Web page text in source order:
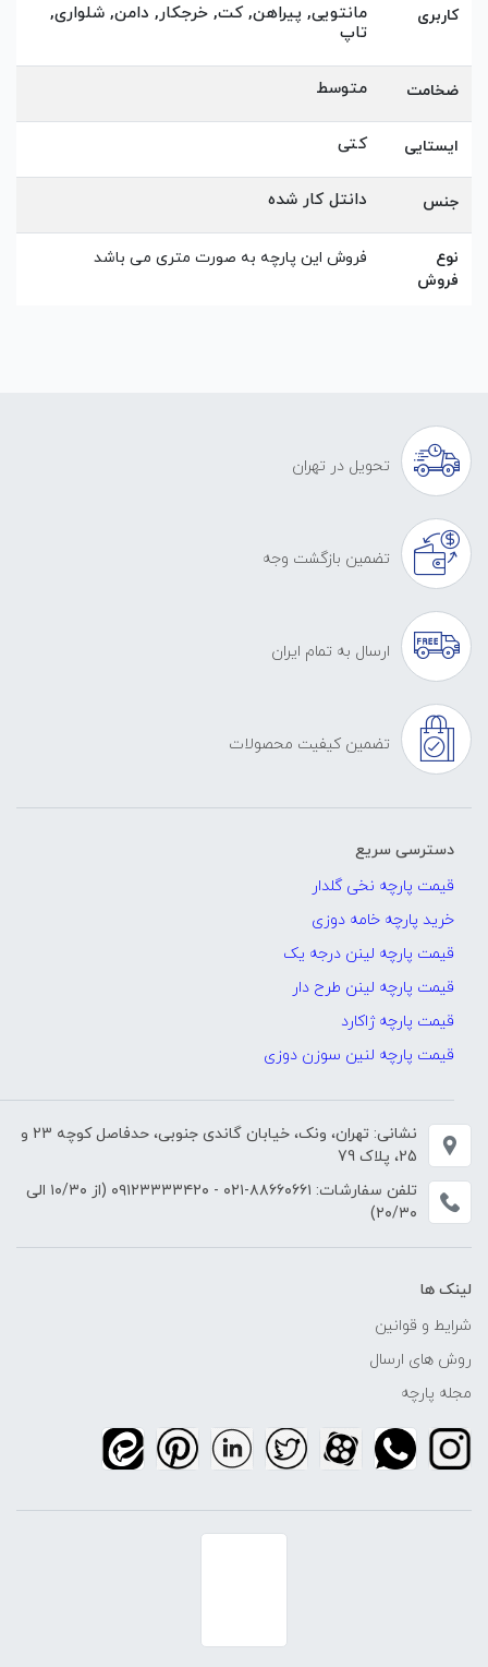
کاربری
مانتویی, پیراهن, کت, خرجکار, دامن, شلواری,
تاپ
ضخامت متوسط
ایستایی کتی
جنس دانتل کار شده
نوع
فروش
فروش این پارچه به صورت متری می باشد
تحویل در تهران
تضمین بازگشت وجه
ارسال به تمام ایران
تضمین کیفیت محصولات
دسترسی سریع
قیمت پارچه نخی گلدار
خرید پارچه خامه دوزی
قیمت پارچه لینن درجه یک
قیمت پارچه لینن طرح دار
قیمت پارچه ژاکارد
قیمت پارچه لنین سوزن دوزی
نشانی: تهران، ونک، خیابان گاندی جنوبی، حدفاصل کوچه 23 و
25، پلاک 79
تلفن سفارشات: ۸۸۶۶۰۶۶۱-۰۲۱ - ۰۹۱۲۳۳۳۳۴۲۰
(از ۱۰/۳۰ الی
۲۰/۳۰)
لینک ها
شرایط و قوانین
روش های ارسال
مجله پارچه